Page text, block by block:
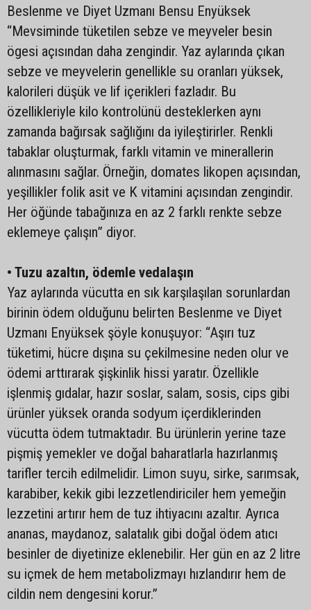
Beslenme ve Diyet Uzmanı Bensu Enyüksek
“Mevsiminde tüketilen sebze ve meyveler besin
ögesi açısından daha zengindir. Yaz aylarında çıkan
sebze ve meyvelerin genellikle su oranları yüksek,
kalorileri düşük ve lif içerikleri fazladır. Bu
özellikleriyle kilo kontrolünü desteklerken aynı
zamanda bağırsak sağlığını da iyileştirirler. Renkli
tabaklar oluşturmak, farklı vitamin ve minerallerin
alınmasını sağlar. Örneğin, domates likopen açısından,
yeşillikler folik asit ve K vitamini açısından zengindir.
Her öğünde tabağınıza en az 2 farklı renkte sebze
eklemeye çalışın” diyor.
• Tuzu azaltın, ödemle vedalaşın
Yaz aylarında vücutta en sık karşılaşılan sorunlardan
birinin ödem olduğunu belirten Beslenme ve Diyet
Uzmanı Enyüksek şöyle konuşuyor: “Aşırı tuz
tüketimi, hücre dışına su çekilmesine neden olur ve
ödemi arttırarak şişkinlik hissi yaratır. Özellikle
işlenmiş gıdalar, hazır soslar, salam, sosis, cips gibi
ürünler yüksek oranda sodyum içerdiklerinden
vücutta ödem tutmaktadır. Bu ürünlerin yerine taze
pişmiş yemekler ve doğal baharatlarla hazırlanmış
tarifler tercih edilmelidir. Limon suyu, sirke, sarımsak,
karabiber, kekik gibi lezzetlendiriciler hem yemeğin
lezzetini artırır hem de tuz ihtiyacını azaltır. Ayrıca
ananas, maydanoz, salatalık gibi doğal ödem atıcı
besinler de diyetinize eklenebilir. Her gün en az 2 litre
su içmek de hem metabolizmayı hızlandırır hem de
cildin nem dengesini korur.”